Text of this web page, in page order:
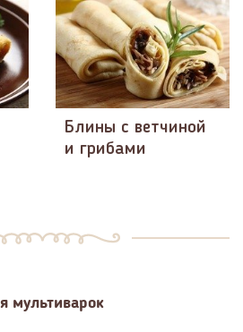
Блины с ветчиной
и грибами
мультиварок